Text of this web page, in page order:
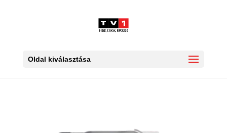
Oldal kiválasztása